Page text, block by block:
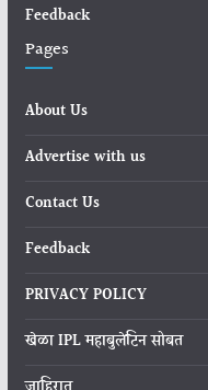
Feedback
Pages
About Us
Advertise with us
Contact Us
Feedback
PRIVACY POLICY
खेळा IPL महाबुलेटिन सोबत